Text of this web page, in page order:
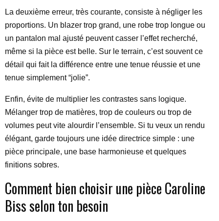
La deuxième erreur, très courante, consiste à négliger les
proportions. Un blazer trop grand, une robe trop longue ou
un pantalon mal ajusté peuvent casser l’effet recherché,
même si la pièce est belle. Sur le terrain, c’est souvent ce
détail qui fait la différence entre une tenue réussie et une
tenue simplement “jolie”.
Enfin, évite de multiplier les contrastes sans logique.
Mélanger trop de matières, trop de couleurs ou trop de
volumes peut vite alourdir l’ensemble. Si tu veux un rendu
élégant, garde toujours une idée directrice simple : une
pièce principale, une base harmonieuse et quelques
finitions sobres.
Comment bien choisir une pièce Caroline
Biss selon ton besoin